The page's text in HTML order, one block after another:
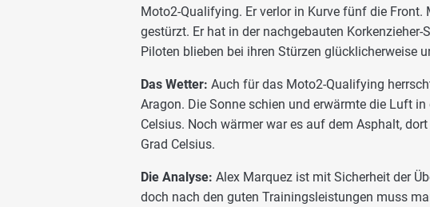
Moto2-Qualifying. Er verlor in Kurve fünf die
gestürzt. Er hat in der nachgebauten
Piloten blieben bei ihren Stürzen glücklicherweise
Das Wetter: Auch für das Moto2-Qualifying
Aragon. Die Sonne schien und erwärmte die Luft
Celsius. Noch wärmer war es auf dem Asphalt,
Grad Celsius.
Die Analyse: Alex Marquez ist mit Sicherheit der
doch nach den guten Trainingsleistungen muss